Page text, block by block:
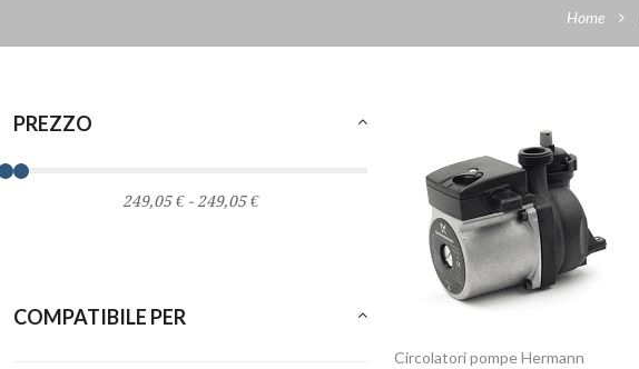
Home
PREZZO
COMPATIBILE PER
Circolatori pompe Hermann